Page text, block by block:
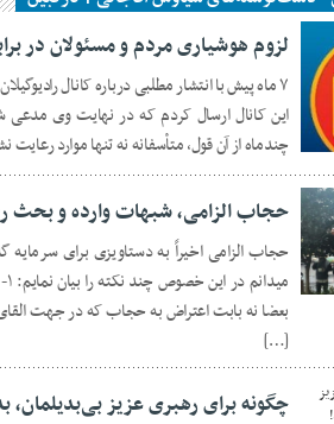
لزوم هوشیاری مردم و مسئولان در
۷ ماه پیش با انتشار مطلبی درباره کانال
این کانال ارسال کردم که در نهایت وی
چندماه از آن قول، متأسفانه نه تنها موارد
حجاب الزامی، شبهات وارده و بحث
حجاب الزامی اخیراً به دستاویزی برای
بعضا نه بابت اعتراض به حجاب که در جهت
[…]
چگونه برای رهبری عزیز بی‌بدیلمان،